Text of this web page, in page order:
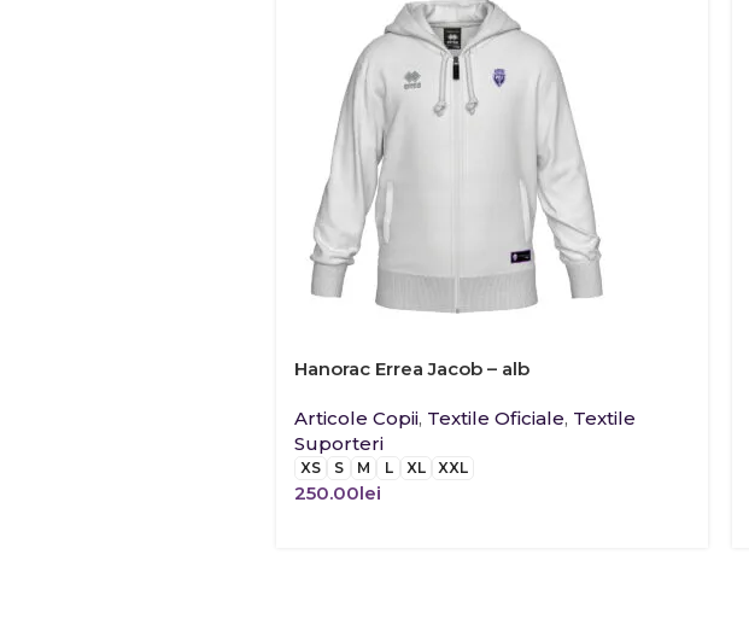
Hanorac Errea Jacob – alb
Articole Copii, Textile Oficiale, Textile
Suporteri
XS S M L XL XXL
250.00lei